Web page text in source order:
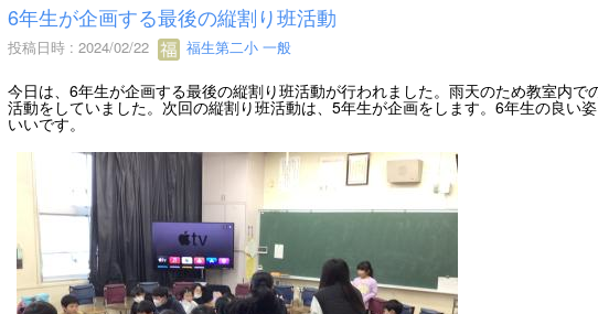
6年生が企画する最後の縦割り班活動
投稿日時 : 2024/02/22 福生第二小 一般
今日は、6年生が企画する最後の縦割り班活動が行われました。雨天のため教室内で
活動をしていました。次回の縦割り班活動は、5年生が企画をします。6年生の良い
いいです。